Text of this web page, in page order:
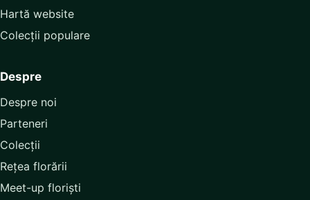
Hartă website
Colecții populare
Despre
Despre noi
Parteneri
Colecții
Rețea florării
Meet-up floriști